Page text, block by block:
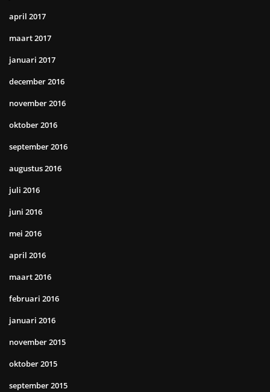
april 2017
maart 2017
januari 2017
december 2016
november 2016
oktober 2016
september 2016
augustus 2016
juli 2016
juni 2016
mei 2016
april 2016
maart 2016
februari 2016
januari 2016
november 2015
oktober 2015
september 2015